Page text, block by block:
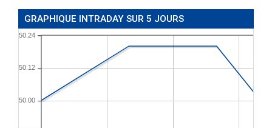
GRAPHIQUE INTRADAY SUR 5 JOURS
50.00
50.12
50.24